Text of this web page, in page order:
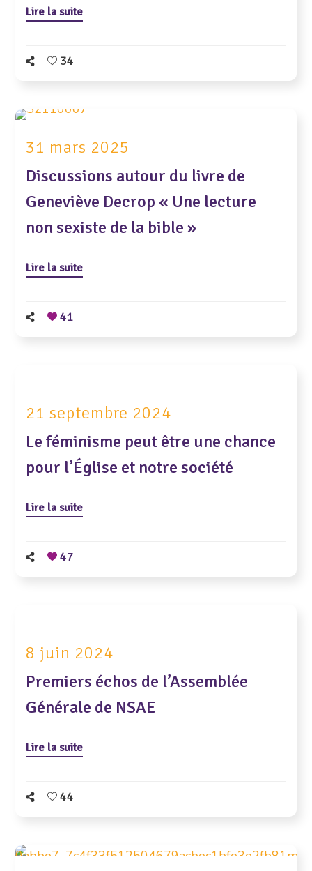
Lire la suite
34
31 mars 2025
Discussions autour du livre de
Geneviève Decrop « Une lecture
non sexiste de la bible »
Lire la suite
41
21 septembre 2024
Le féminisme peut être une chance
pour l’Église et notre société
Lire la suite
47
8 juin 2024
Premiers échos de l’Assemblée
Générale de NSAE
Lire la suite
44